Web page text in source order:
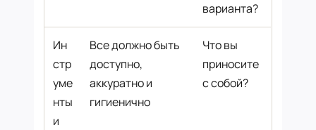
варианта?
Ин
стр
уме
нты
и
Все должно быть
доступно,
аккуратно и
гигиенично
Что вы
приносите
с собой?